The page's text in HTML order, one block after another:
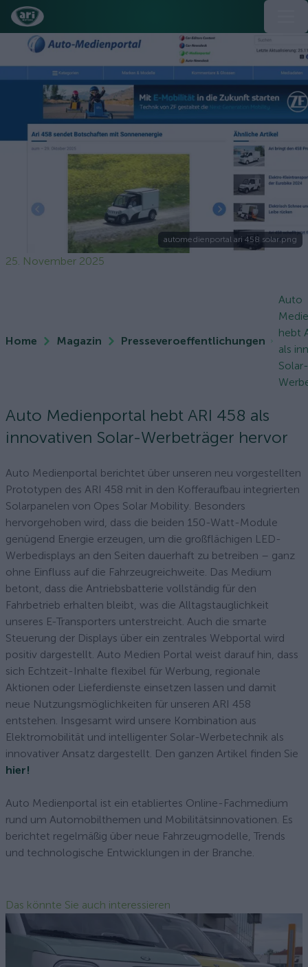
automedienportal ari 458 solar.png
25. November 2025
Home Magazin Presseveroeffentlichungen
Auto
hebt
als
Solar-
Auto Medienportal hebt ARI 458 als
innovativen Solar-Werbeträger hervor
Auto Medienportal berichtet über unseren neu vorgestellten
Prototypen des ARI 458 mit in den Kofferaufbau integrierten
Solarpanelen von Opes Solar Mobility. Besonders
hervorgehoben wird, dass die beiden 150-Watt-Module
genügend Energie erzeugen, um die großflächigen LED-
Werbedisplays an den Seiten dauerhaft zu betreiben – ganz
ohne Einfluss auf die Fahrzeugreichweite. Das Medium
betont, dass die Antriebsbatterie vollständig für den
Fahrbetrieb erhalten bleibt, was die Alltagstauglichkeit
unseres E-Transporters unterstreicht. Auch die smarte
Steuerung der Displays über ein zentrales Webportal wird
positiv dargestellt. Auto Medien Portal weist darauf hin, dass
sich Echtzeit-Inhalte flexibel für Werbung, regionale
Aktionen oder Lieferdienste einsetzen lassen und damit
neue Nutzungsmöglichkeiten für unseren ARI 458
entstehen. Insgesamt wird unsere Kombination aus
Elektromobilität und intelligenter Solar-Werbetechnik als
innovativer Ansatz dargestellt. Den ganzen Artikel finden Sie
hier!
Auto Medienportal ist ein etabliertes Online-Fachmedium
rund um Automobilthemen und Mobilitätsinnovationen. Es
berichtet regelmäßig über neue Fahrzeugmodelle, Trends
und technologische Entwicklungen in der Branche.
Das könnte Sie auch interessieren